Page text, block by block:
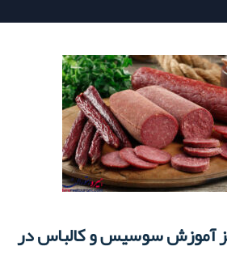
آموزش سوسیس و کالباس در